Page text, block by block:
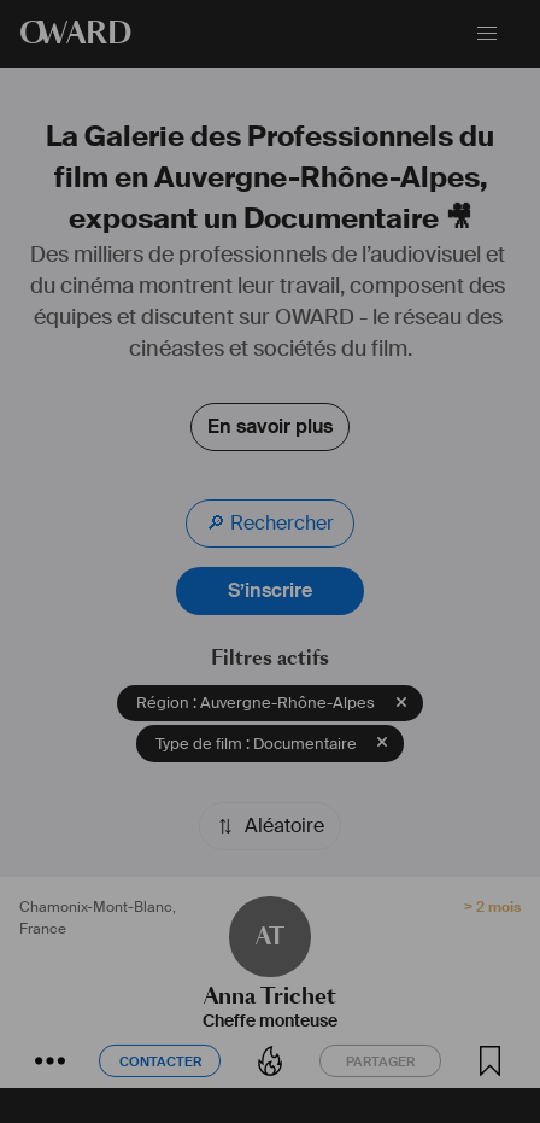
OWARD
La Galerie des Professionnels du
film en Auvergne-Rhône-Alpes,
exposant un Documentaire 🎥
Des milliers de professionnels de l’audiovisuel et
du cinéma montrent leur travail, composent des
équipes et discutent sur OWARD - le réseau des
cinéastes et sociétés du film.
En savoir plus
🔎 Rechercher
S’inscrire
Filtres actifs
Région : Auvergne-Rhône-Alpes
Type de film : Documentaire
Aléatoire
Chamonix-Mont-Blanc,
France
AT
> 2 mois
Anna Trichet
Cheffe monteuse
CONTACTER PARTAGER
CONTACTER PARTAGER